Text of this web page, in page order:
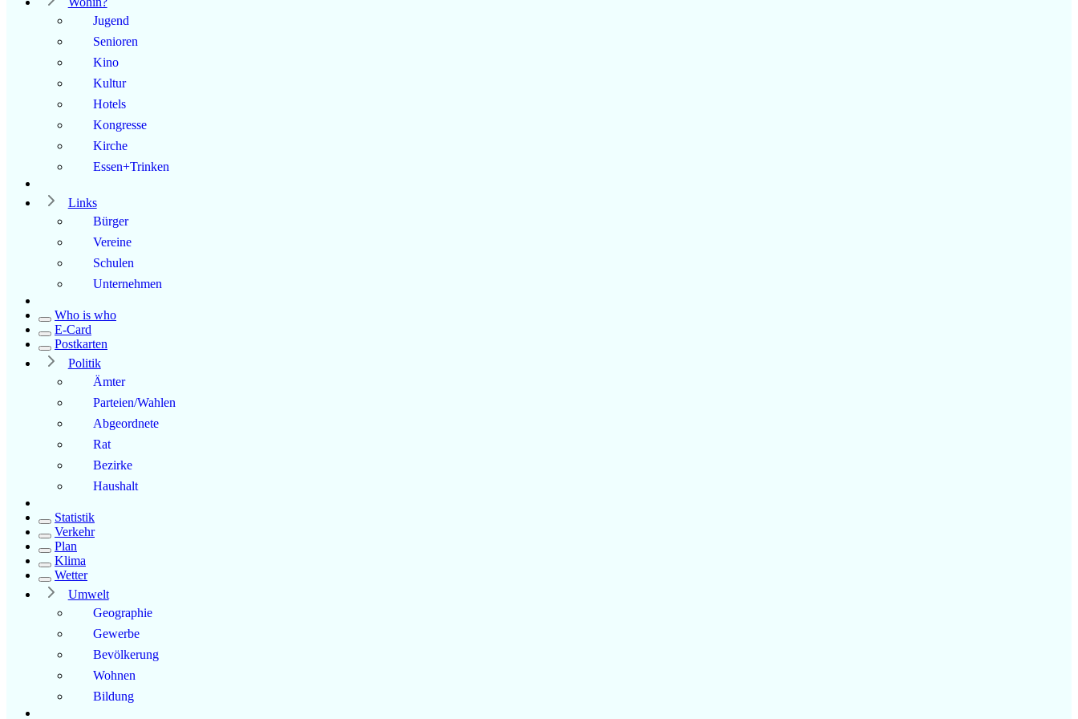
Jugend
Senioren
Kino
Kultur
Hotels
Kongresse
Kirche
Essen+Trinken
Links
Bürger
Vereine
Schulen
Unternehmen
Who is who
E-Card
Postkarten
Politik
Ämter
Parteien/Wahlen
Abgeordnete
Rat
Bezirke
Haushalt
Statistik
Verkehr
Plan
Klima
Wetter
Umwelt
Geographie
Gewerbe
Bevölkerung
Wohnen
Bildung